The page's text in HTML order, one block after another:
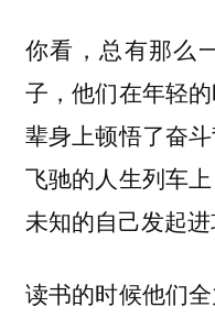
你看，总有那么
子，他们在年轻
辈身上顿悟了奋
飞驰的人生列车
未知的自己发起进
读书的时候他们